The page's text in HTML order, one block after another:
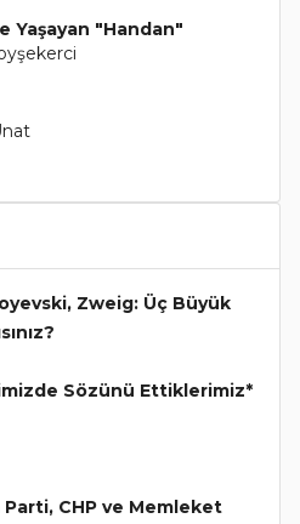
Yaşayan "Handan"
Zweig: Üç Büyük
Sözünü Ettiklerimiz*
Parti, CHP ve Memleket